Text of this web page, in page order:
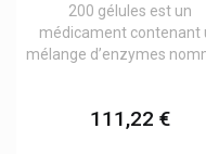
Soins de la Bouche
Système digestif
Thé médicinal
Astel Medica Microbiote
Astrazeneca
Atos Medical
Audispray Cooper
Bailleul Laboratoires
200 gélules est un
médicament contenant
mélange d’enzymes
111,22 €